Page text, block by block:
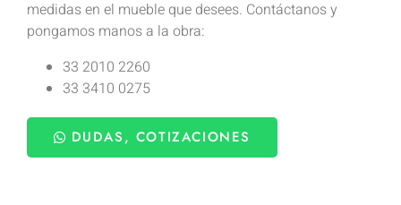
medidas en el mueble que desees. Contáctanos y
pongamos manos a la obra:
33 2010 2260
33 3410 0275
DUDAS, COTIZACIONES